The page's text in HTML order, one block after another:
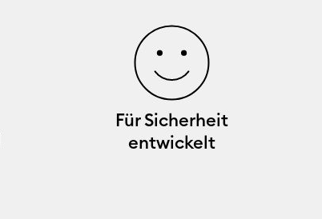
Für Sicherheit
entwickelt